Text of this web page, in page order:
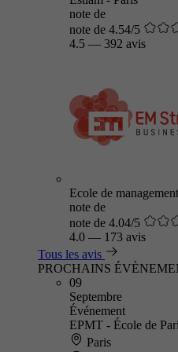
note de
note de 4.54/5
4.5 — 392 avis
Ecole de
note de
note de 4.04/5
4.0 — 173 avis
Tous les avis
PROCHAINS
09
Septembre
Événement
EPMT - École de
Paris